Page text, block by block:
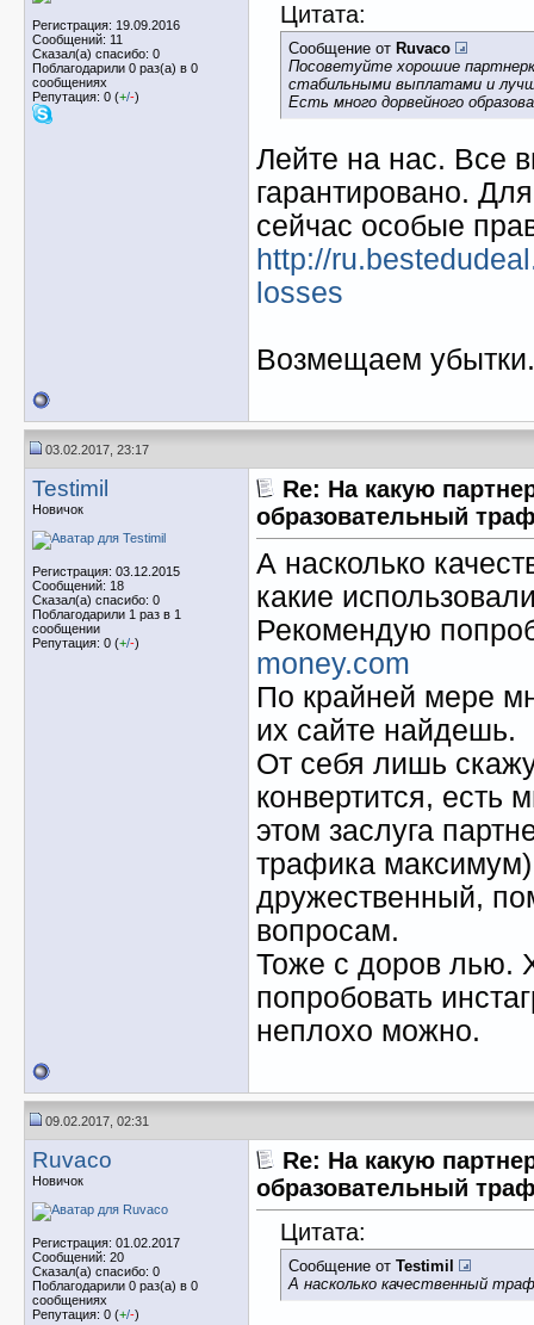
Регистрация: 19.09.2016
Сообщений: 11
Сказал(а) спасибо: 0
Поблагодарили 0 раз(а) в 0
сообщениях
Репутация: 0 (+/-)
Цитата:
Сообщение от Ruvaco
Посоветуйте хорошие
стабильными выплатами и
Есть много дорвейного
Лейте на нас. Все
гарантировано.
сейчас особые
http://
losses
Возмещаем убытки.
03.02.2017, 23:17
Testimil
Новичок
Регистрация: 03.12.2015
Сообщений: 18
Сказал(а) спасибо: 0
Поблагодарили 1 раз в 1
сообщении
Репутация: 0 (+/-)
Re: На какую
образовательный
А насколько
какие
Рекомендую
money.com
По крайней мере
их сайте найдешь.
От себя лишь
конвертится, есть
этом заслуга
трафика
дружественный,
вопросам.
Тоже с доров лью.
попробовать
неплохо можно.
09.02.2017, 02:31
Ruvaco
Новичок
Регистрация: 01.02.2017
Сообщений: 20
Сказал(а) спасибо: 0
Поблагодарили 0 раз(а) в 0
сообщениях
Репутация: 0 (+/-)
Re: На какую
образовательный
Цитата:
Сообщение от Testimil
А насколько качественный